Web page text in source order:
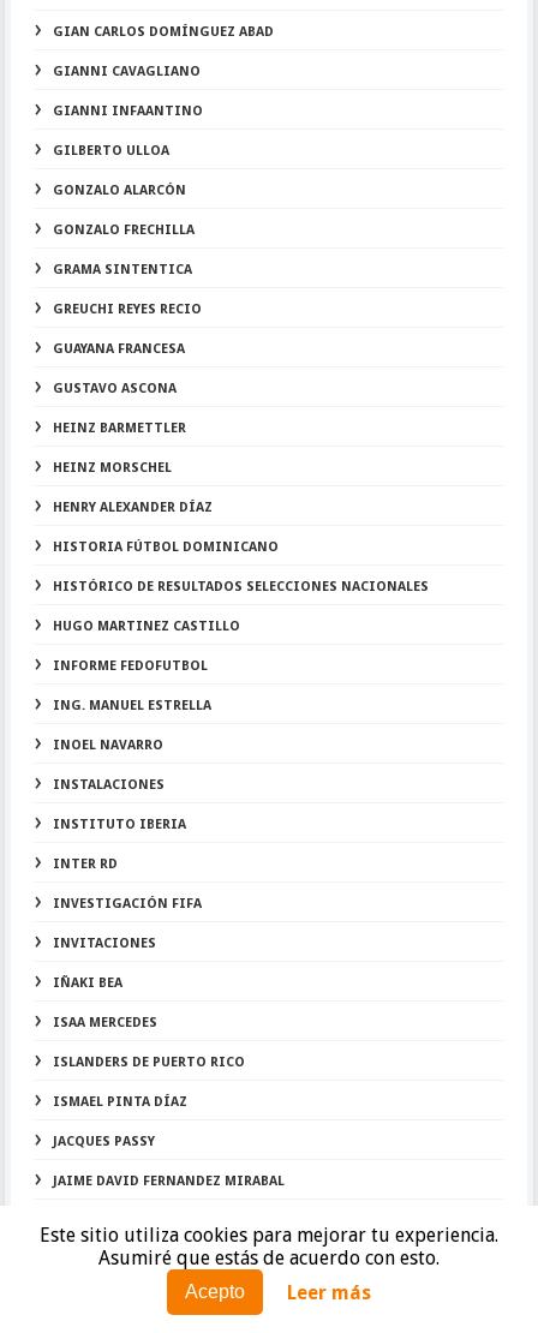
Este sitio utiliza cookies para mejorar tu experiencia.
Asumiré que estás de acuerdo con esto.
Acepto Leer más
GIAN CARLOS DOMÍNGUEZ ABAD
GIANNI CAVAGLIANO
GIANNI INFAANTINO
GILBERTO ULLOA
GONZALO ALARCÓN
GONZALO FRECHILLA
GRAMA SINTENTICA
GREUCHI REYES RECIO
GUAYANA FRANCESA
GUSTAVO ASCONA
HEINZ BARMETTLER
HEINZ MORSCHEL
HENRY ALEXANDER DÍAZ
HISTORIA FÚTBOL DOMINICANO
HISTÓRICO DE RESULTADOS SELECCIONES NACIONALES
HUGO MARTINEZ CASTILLO
INFORME FEDOFUTBOL
ING. MANUEL ESTRELLA
INOEL NAVARRO
INSTALACIONES
INSTITUTO IBERIA
INTER RD
INVESTIGACIÓN FIFA
INVITACIONES
IÑAKI BEA
ISAA MERCEDES
ISLANDERS DE PUERTO RICO
ISMAEL PINTA DÍAZ
JACQUES PASSY
JAIME DAVID FERNANDEZ MIRABAL
JARABACOA FC